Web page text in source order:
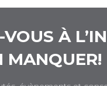
À
MANQUER!